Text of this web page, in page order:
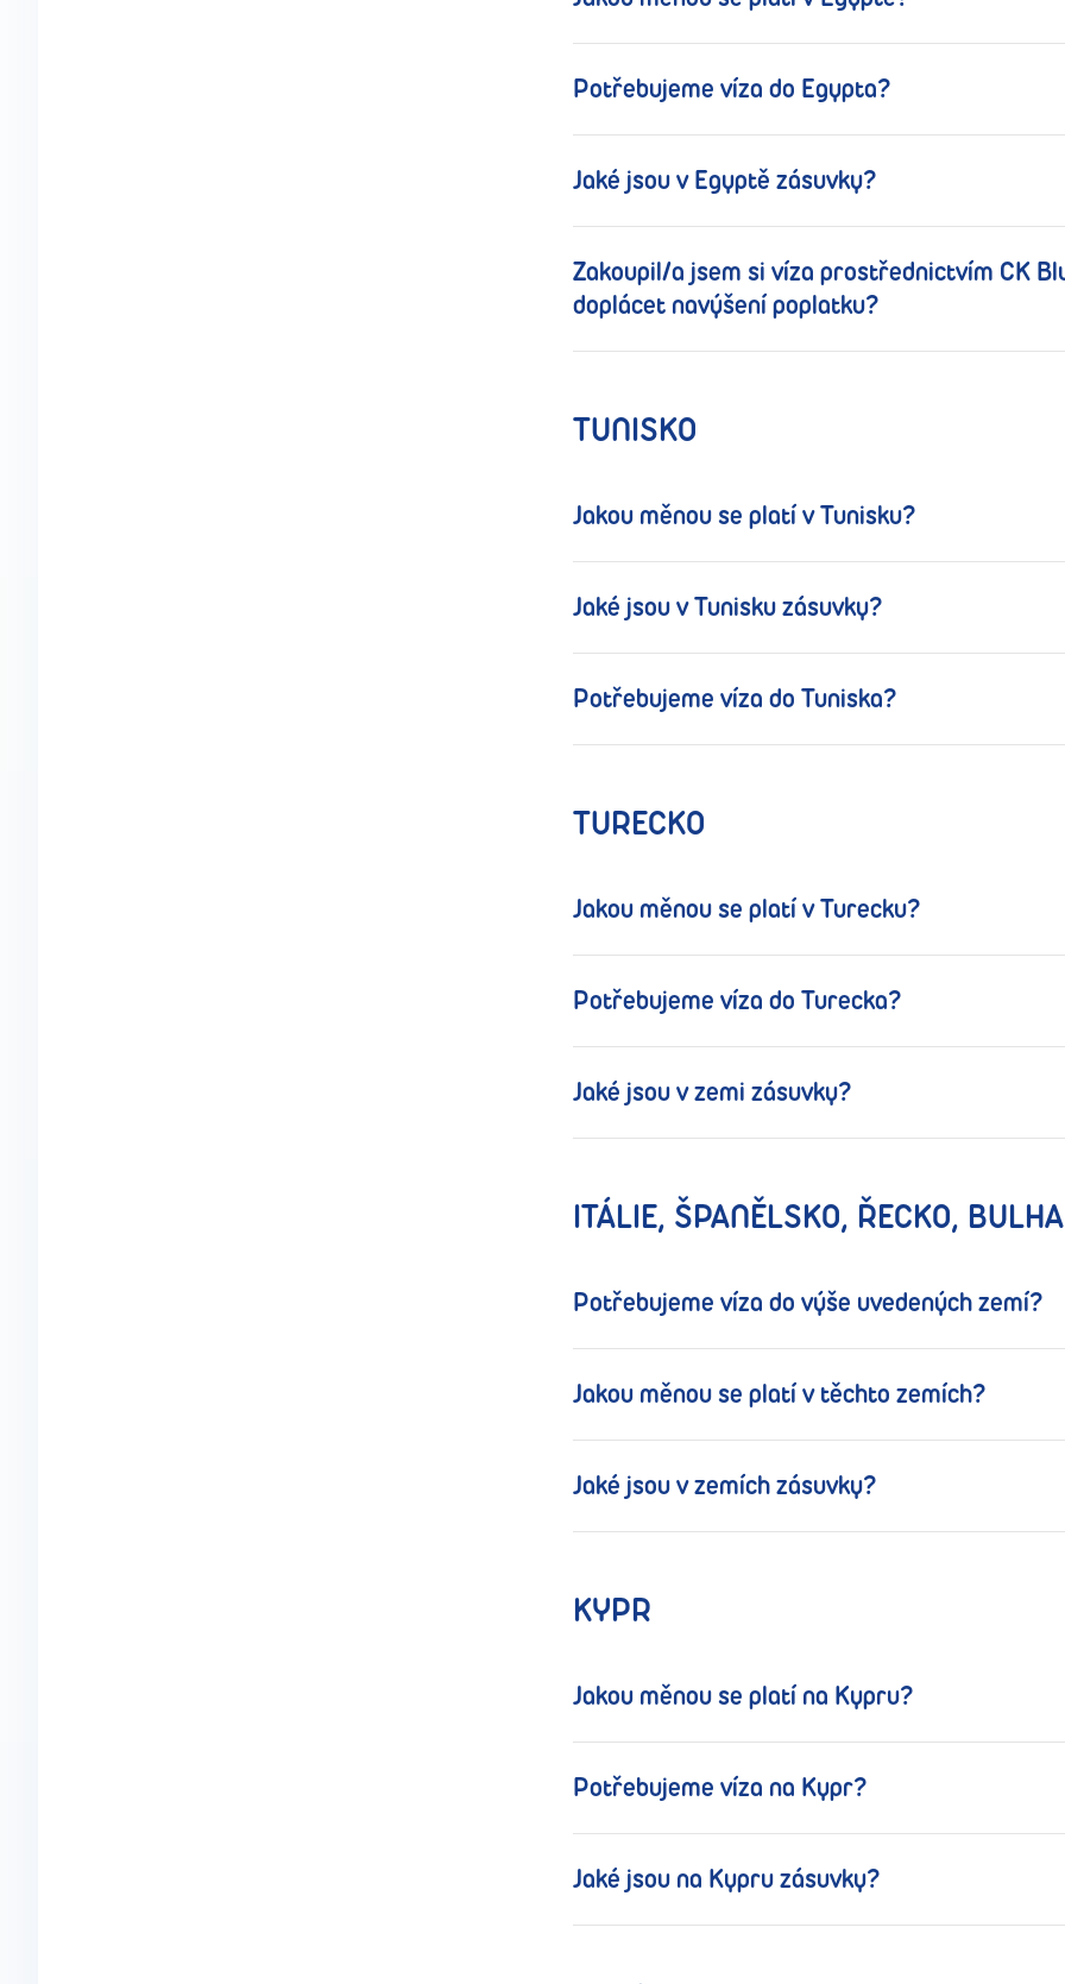
Potřebujeme víza do Egypta?
Jaké jsou v Egyptě zásuvky?
Zakoupil/a jsem si víza prostřednictvím CK
doplácet navýšení poplatku?
TUNISKO
Jakou měnou se platí v Tunisku?
Jaké jsou v Tunisku zásuvky?
Potřebujeme víza do Tuniska?
TURECKO
Jakou měnou se platí v Turecku?
Potřebujeme víza do Turecka?
Jaké jsou v zemi zásuvky?
ITÁLIE, ŠPANĚLSKO, ŘECKO,
Potřebujeme víza do výše uvedených zemí?
Jakou měnou se platí v těchto zemích?
Jaké jsou v zemích zásuvky?
KYPR
Jakou měnou se platí na Kypru?
Potřebujeme víza na Kypr?
Jaké jsou na Kypru zásuvky?